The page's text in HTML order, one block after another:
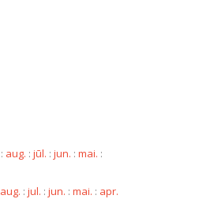
: aug. : jūl. : jun. : mai. :
aug. : jul. : jun. : mai. : apr.